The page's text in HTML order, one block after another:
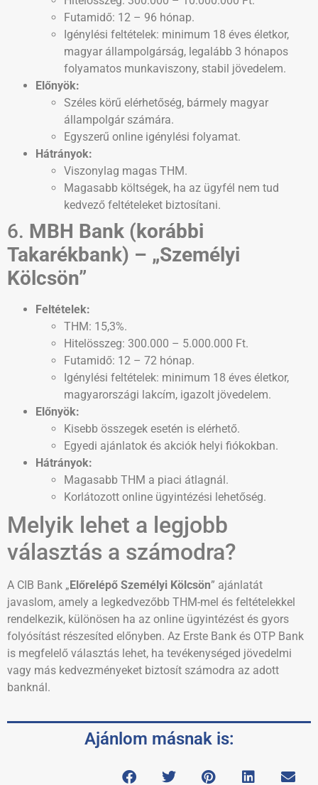
Futamidő: 12 – 96 hónap.
Igénylési feltételek: minimum 18 éves életkor,
magyar állampolgárság, legalább 3 hónapos
folyamatos munkaviszony, stabil jövedelem.
Előnyök:
Széles körű elérhetőség, bármely magyar
állampolgár számára.
Egyszerű online igénylési folyamat.
Hátrányok:
Viszonylag magas THM.
Magasabb költségek, ha az ügyfél nem tud
kedvező feltételeket biztosítani.
6. MBH Bank (korábbi
Takarékbank) – „Személyi
Kölcsön”
Feltételek:
THM: 15,3%.
Hitelösszeg: 300.000 – 5.000.000 Ft.
Futamidő: 12 – 72 hónap.
Igénylési feltételek: minimum 18 éves életkor,
magyarországi lakcím, igazolt jövedelem.
Előnyök:
Kisebb összegek esetén is elérhető.
Egyedi ajánlatok és akciók helyi fiókokban.
Hátrányok:
Magasabb THM a piaci átlagnál.
Korlátozott online ügyintézési lehetőség.
Melyik lehet a legjobb
választás a számodra?
A CIB Bank „ Előrelépő Személyi Kölcsön” ajánlatát
javaslom, amely a legkedvezőbb THM-mel és feltételekkel
rendelkezik, különösen ha az online ügyintézést és gyors
folyósítást részesíted előnyben. Az Erste Bank és OTP Bank
is megfelelő választás lehet, ha tevékenységed jövedelmi
vagy más kedvezményeket biztosít számodra az adott
banknál​.
Ajánlom másnak is: